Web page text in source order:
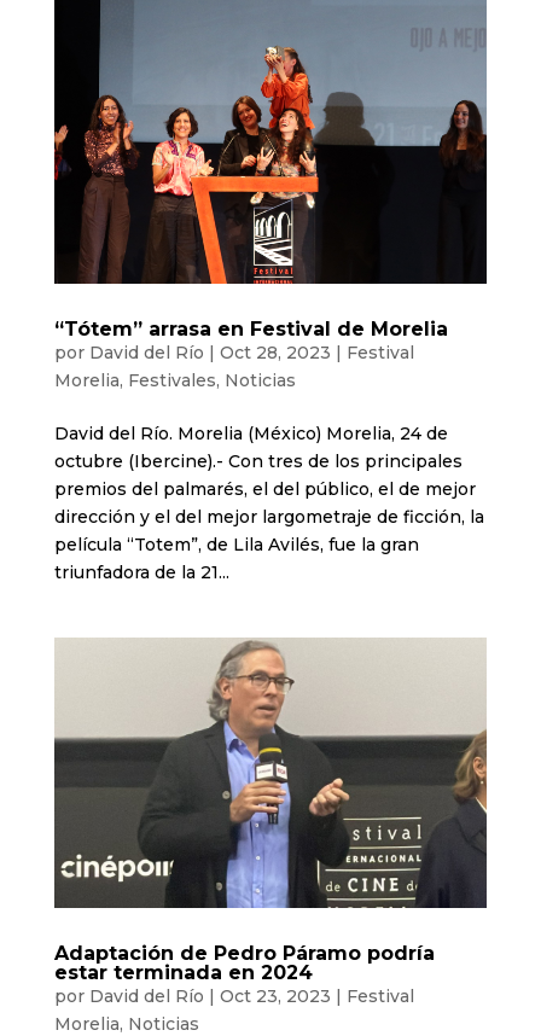
“Tótem” arrasa en Festival de Morelia
por David del Río | Oct 28, 2023 | Festival
Morelia, Festivales, Noticias
David del Río. Morelia (México) Morelia, 24 de
octubre (Ibercine).- Con tres de los principales
premios del palmarés, el del público, el de mejor
dirección y el del mejor largometraje de ficción, la
película “Totem”, de Lila Avilés, fue la gran
triunfadora de la 21...
Adaptación de Pedro Páramo podría
estar terminada en 2024
por David del Río | Oct 23, 2023 | Festival
Morelia, Noticias